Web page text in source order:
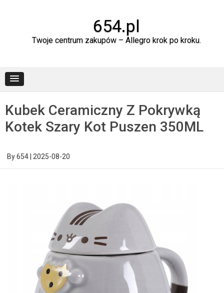
654.pl
Twoje centrum zakupów – Allegro krok po kroku.
Kubek Ceramiczny Z Pokrywką
Kotek Szary Kot Puszen 350ML
By654 2025-08-20